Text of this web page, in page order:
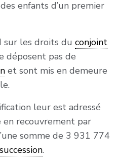
est accompli,
que la prescription a
s’était réservé
soit justifié que ces
ni aux usufruits
des articles 757 ou
à la dette de
de l’actif successoral
article donne lieu à
mutation par décès
sont issus des deux
en présence d’un
enfants d’un premier
sur les droits du conjoint
déposent pas de
et sont mis en demeure
leur est adressé
recouvrement par
somme de 3 931 774
succession.